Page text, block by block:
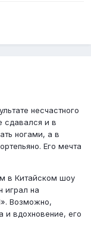
несчастного
сдавался и в
ногами, а в
Его мечта
в Китайском шоу
играл на
Возможно,
и вдохновение, его